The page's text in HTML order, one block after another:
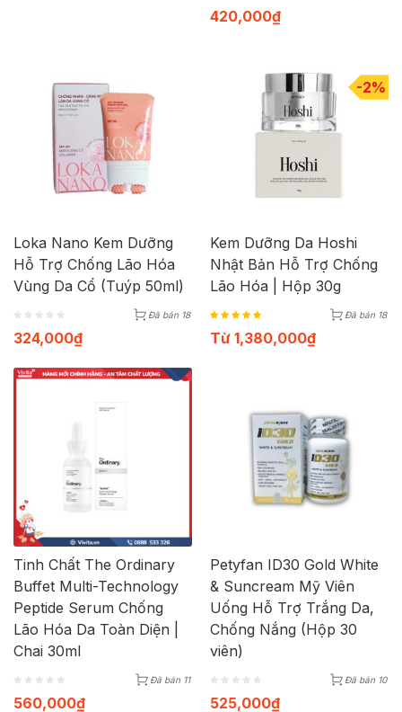
420,000₫
Loka Nano Kem Dưỡng
Hỗ Trợ Chống Lão Hóa
Vùng Da Cổ (Tuýp 50ml)
Đã bán 18
324,000₫
-2%
Kem Dưỡng Da Hoshi
Nhật Bản Hỗ Trợ Chống
Lão Hóa | Hộp 30g
Đã bán 18
Từ 1,380,000₫
Tinh Chất The Ordinary
Buffet Multi-Technology
Peptide Serum Chống
Lão Hóa Da Toàn Diện |
Chai 30ml
Đã bán 11
560,000₫
Petyfan ID30 Gold White
& Suncream Mỹ Viên
Uống Hỗ Trợ Trắng Da,
Chống Nắng (Hộp 30
viên)
Đã bán 10
525,000₫